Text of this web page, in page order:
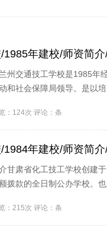
1985年建校/师资简
州交通技工学校是1985年
和社会保障局领导。是以
：124次 评论：条
年建校/师资简
甘肃省化工技工学校创建
拨款的全日制公办学校。
：215次 评论：条